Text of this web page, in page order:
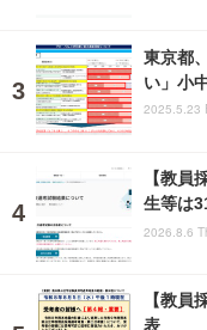
東京都
い」小
2025.5.23
【教
生等は
2026.8.6
【教員
表